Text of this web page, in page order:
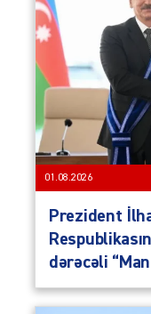
01.08.2026
Prezident
dərəcəli